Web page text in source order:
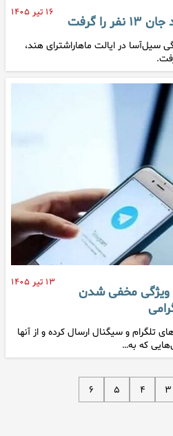
۱۶ تیر ۱۴۰۵
گرفت
سیل‌آسا در ایالت ماهاراشترای هند،
۱۳ تیر ۱۴۰۵
ویژگی مخفی شدن
تلگرام و سیگنال ارسال کرده و از آنها
که به…
۳ ۴ ۵ ۶